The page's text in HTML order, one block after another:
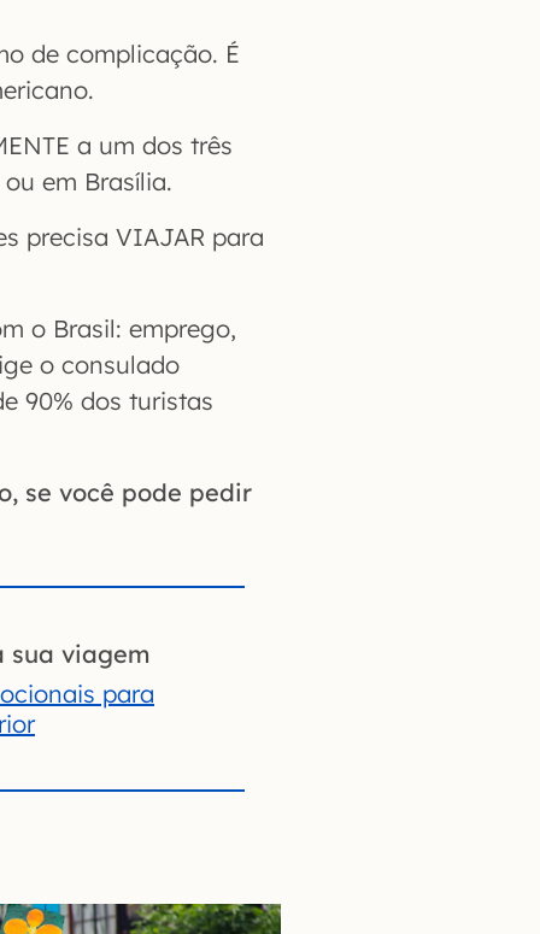
de complicação. É
a um dos três
em Brasília.
precisa VIAJAR para
o Brasil: emprego,
o consulado
90% dos turistas
se você pode pedir
sua viagem
para